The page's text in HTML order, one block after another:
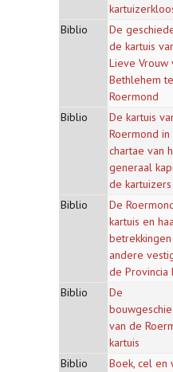
Biblio
De
de kartuis
Lieve Vrouw
Bethlehem te
Roermond
Biblio
De kartuis
Roermond in
chartae van
generaal
de kartuizers
Biblio
De
kartuis en
andere
de Provincia
Biblio
De
van de
kartuis
Biblio
Boek, cel en